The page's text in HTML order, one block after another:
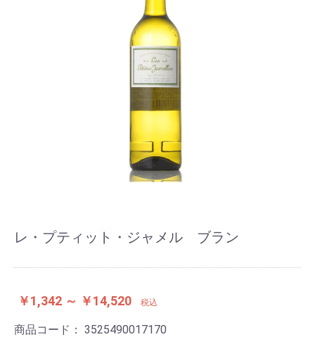
レ・プティット・ジャメル ブラン
￥1,342 ～ ￥14,520 税込
商品コード： 3525490017170